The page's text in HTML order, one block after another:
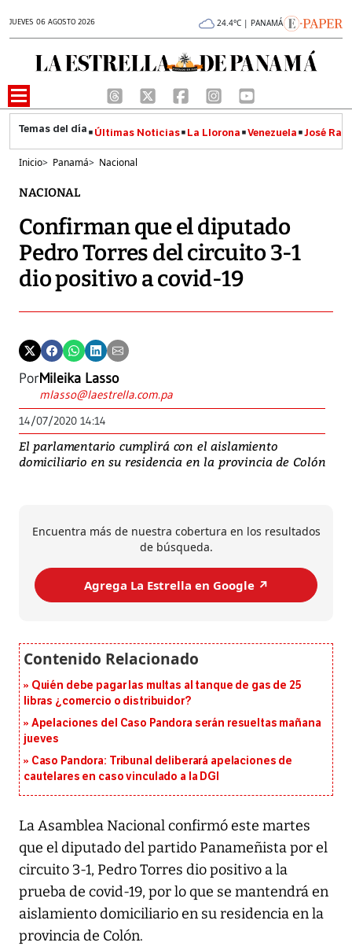
JUEVES 06 AGOSTO 2026 24.4°C | PANAMÁ
Últimas Noticias La Llorona Venezuela José
Inicio> Panamá> Nacional
NACIONAL
Confirman que el diputado
Pedro Torres del circuito 3-1
dio positivo a covid-19
PorMileika Lasso
mlasso@laestrella.com.pa
14/07/2020 14:14
El parlamentario cumplirá con el aislamiento
domiciliario en su residencia en la provincia de Colón
Encuentra más de nuestra cobertura en los resultados
de búsqueda.
Agrega La Estrella en Google ↗️
Quién debe pagar las multas al tanque de gas de 25
libras ¿comercio o distribuidor?
Apelaciones del Caso Pandora serán resueltas mañana
jueves
Caso Pandora: Tribunal deliberará apelaciones de
cautelares en caso vinculado a la DGI
La Asamblea Nacional confirmó este martes
que el diputado del partido Panameñista por el
circuito 3-1, Pedro Torres dio positivo a la
prueba de covid-19, por lo que se mantendrá en
aislamiento domiciliario en su residencia en la
provincia de Colón.